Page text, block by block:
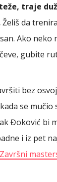
traje
Želiš da
Ako neko
gubite
bez
se
Đoković bi
i iz pet